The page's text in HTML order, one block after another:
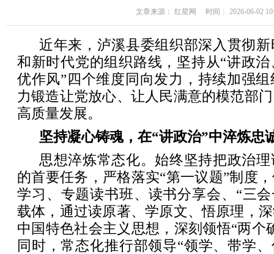
文章来源： 红星网 时间： 2026-06-02
近年来，泸溪县委组织部深入贯彻
和新时代党的组织路线，坚持从“讲政
优作风”四个维度同向发力，持续加强
力锻造让党放心、让人民满意的模范部
高质量发展。
坚持凝心铸魂，在“讲政治”中淬炼忠
思想淬炼常态化。始终坚持把政治
的首要任务，严格落实“第一议题”制度
学习、专题读书班、读书分享会、“三
载体，通过读原著、学原文、悟原理，
中国特色社会主义思想，深刻领悟“两个
同时，常态化推行部领导“领学、带学